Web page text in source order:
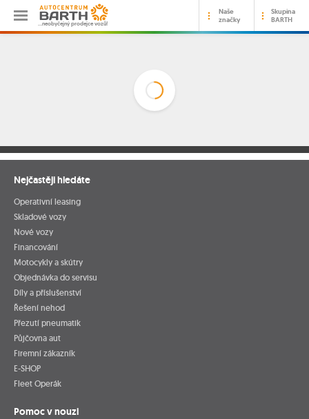
…neobyčejný prodejce vozů!
Naše
značky
Skupina
BARTH
Nejčastěji hledáte
Operativní leasing
Skladové vozy
Nové vozy
Financování
Motocykly a skútry
Objednávka do servisu
Díly a příslušenství
Řešení nehod
Přezutí pneumatik
Půjčovna aut
Firemní zákazník
E-SHOP
Fleet Operák
Pomoc v nouzi